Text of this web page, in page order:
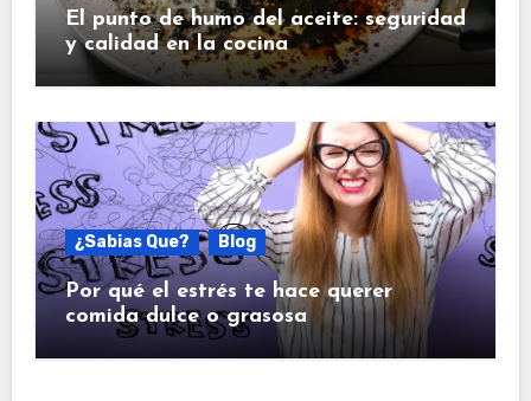
El punto de humo del aceite: seguridad
y calidad en la cocina
¿Sabias Que? Blog
Por qué el estrés te hace querer
comida dulce o grasosa